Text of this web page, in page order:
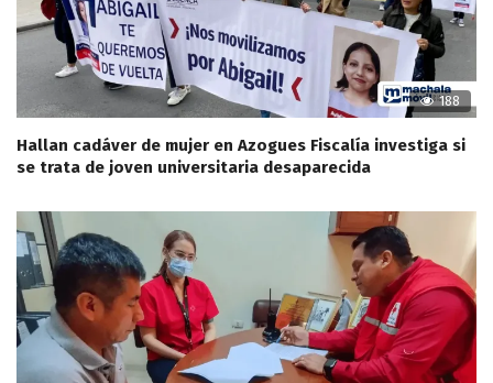
188
Hallan cadáver de mujer en Azogues Fiscalía investiga si
se trata de joven universitaria desaparecida